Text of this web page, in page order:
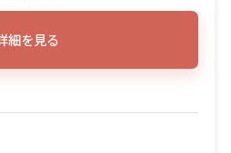
細を見る